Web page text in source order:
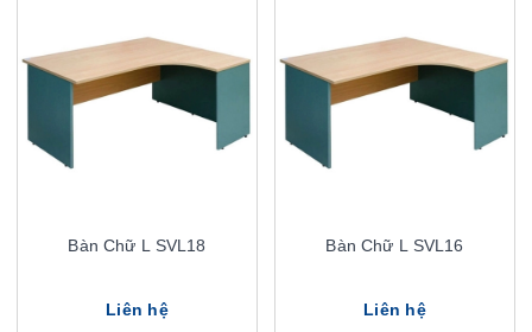
Bàn Chữ L SVL18
Liên hệ
Bàn Chữ L SVL16
Liên hệ